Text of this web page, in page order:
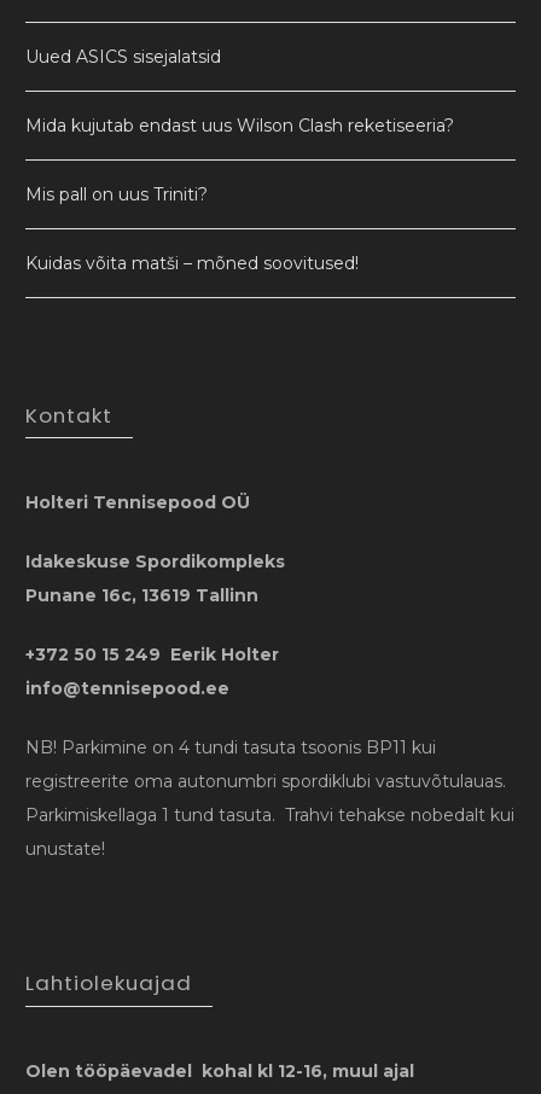
Uued ASICS sisejalatsid
Mida kujutab endast uus Wilson Clash reketiseeria?
Mis pall on uus Triniti?
Kuidas võita matši – mõned soovitused!
Kontakt
Holteri Tennisepood OÜ
Idakeskuse Spordikompleks
Punane 16c, 13619 Tallinn
+372 50 15 249 Eerik Holter
info@tennisepood.ee
NB! Parkimine on 4 tundi tasuta tsoonis BP11 kui
registreerite oma autonumbri spordiklubi vastuvõtulauas.
Parkimiskellaga 1 tund tasuta. Trahvi tehakse nobedalt kui
unustate!
Lahtiolekuajad
Olen tööpäevadel kohal kl 12-16, muul ajal